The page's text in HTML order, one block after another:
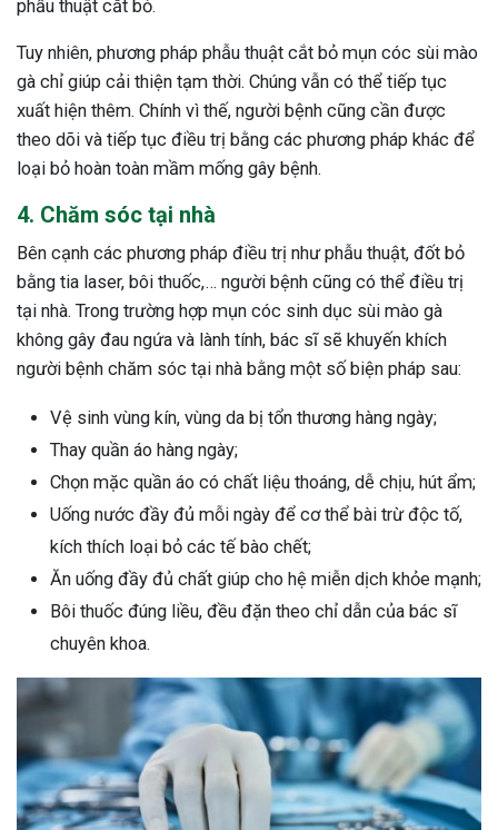
phẫu thuật cắt bỏ.
Tuy nhiên, phương pháp phẫu thuật cắt bỏ mụn cóc sùi mào
gà chỉ giúp cải thiện tạm thời. Chúng vẫn có thể tiếp tục
xuất hiện thêm. Chính vì thế, người bệnh cũng cần được
theo dõi và tiếp tục điều trị bằng các phương pháp khác để
loại bỏ hoàn toàn mầm mống gây bệnh.
4. Chăm sóc tại nhà
Bên cạnh các phương pháp điều trị như phẫu thuật, đốt bỏ
bằng tia laser, bôi thuốc,… người bệnh cũng có thể điều trị
tại nhà. Trong trường hợp mụn cóc sinh dục sùi mào gà
không gây đau ngứa và lành tính, bác sĩ sẽ khuyến khích
người bệnh chăm sóc tại nhà bằng một số biện pháp sau:
Vệ sinh vùng kín, vùng da bị tổn thương hàng ngày;
Thay quần áo hàng ngày;
Chọn mặc quần áo có chất liệu thoáng, dễ chịu, hút ẩm;
Uống nước đầy đủ mỗi ngày để cơ thể bài trừ độc tố,
kích thích loại bỏ các tế bào chết;
Ăn uống đầy đủ chất giúp cho hệ miễn dịch khỏe mạnh;
Bôi thuốc đúng liều, đều đặn theo chỉ dẫn của bác sĩ
chuyên khoa.